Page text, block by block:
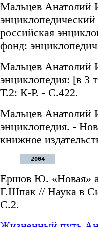
Мальцев Анатолий
российская
фонд:
Мальцев Анатолий
энциклопедия: [в 3
Т.2: К-Р. - С.422.
Мальцев Анатолий
энциклопедия. -
книжное
2004
Ершов Ю. «Новая»
Г.Шпак // Наука в
С.2.